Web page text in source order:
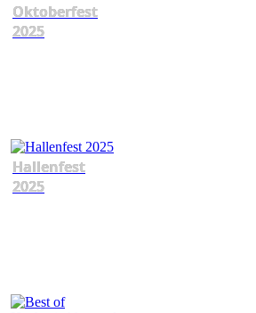
Oktoberfest
2025
Hallenfest
2025